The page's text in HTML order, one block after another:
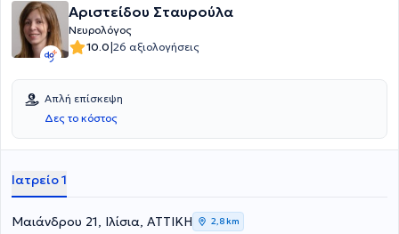
Αριστείδου Σταυρούλα
Νευρολόγος
10.0|26 αξιολογήσεις
Απλή επίσκεψη
Δες το κόστος
Ιατρείο 1
Μαιάνδρου 21, Ιλίσια, ΑΤΤΙΚΗ 2,8 km